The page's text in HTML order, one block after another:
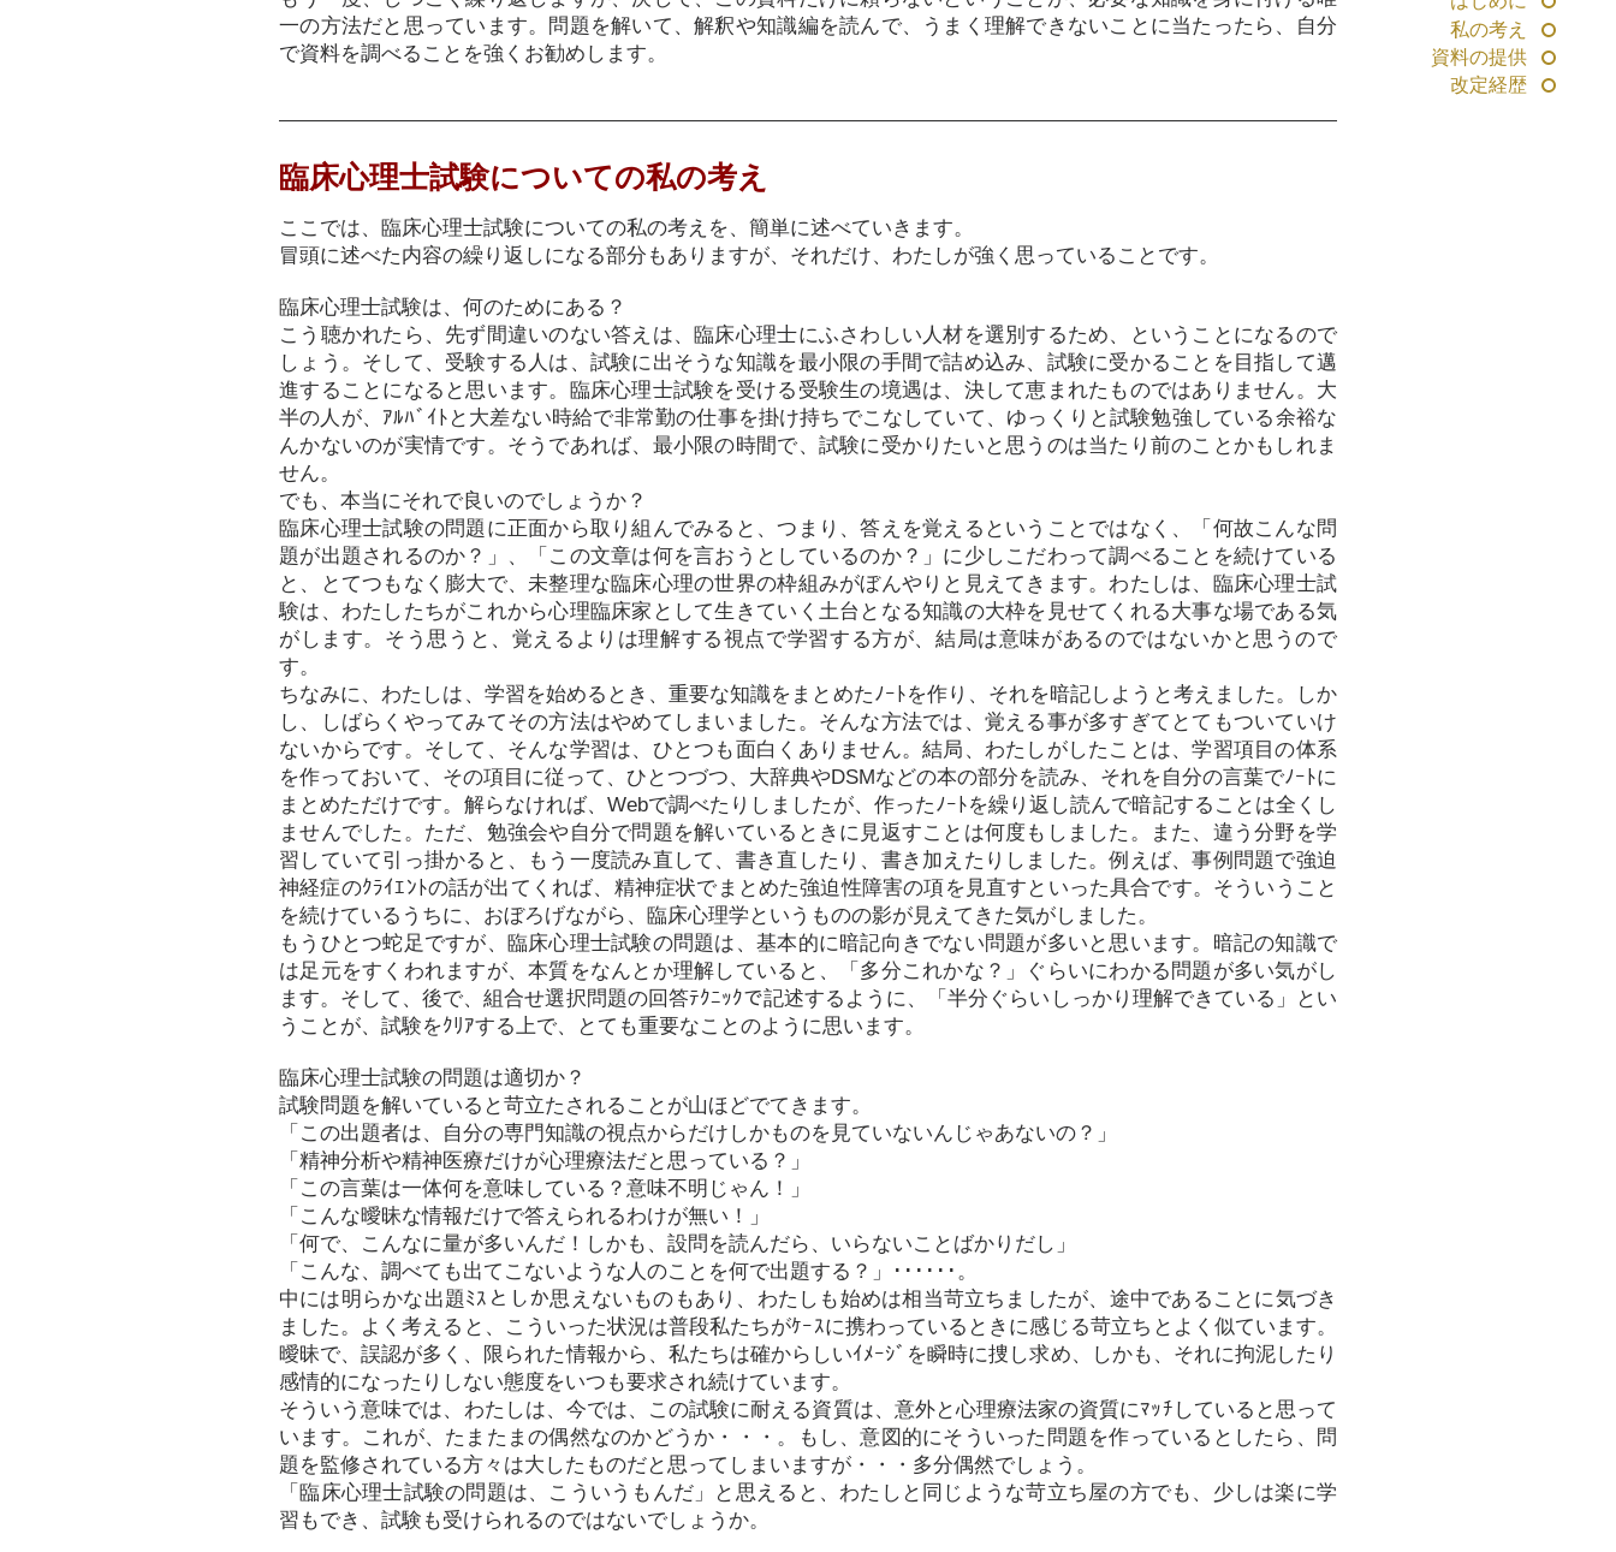
私の考え
資料の提供
改定経歴
一の方法だと思っています。問題を解いて、解釈や知識編を読んで、うまく理解できないことに当たったら、自分
で資料を調べることを強くお勧めします。
臨床心理士試験についての私の考え
ここでは、臨床心理士試験についての私の考えを、簡単に述べていきます。
冒頭に述べた内容の繰り返しになる部分もありますが、それだけ、わたしが強く思っていることです。
臨床心理士試験は、何のためにある？
こう聴かれたら、先ず間違いのない答えは、臨床心理士にふさわしい人材を選別するため、ということになるので
しょう。そして、受験する人は、試験に出そうな知識を最小限の手間で詰め込み、試験に受かることを目指して邁
進することになると思います。臨床心理士試験を受ける受験生の境遇は、決して恵まれたものではありません。大
半の人が、ｱﾙﾊﾞｲﾄと大差ない時給で非常勤の仕事を掛け持ちでこなしていて、ゆっくりと試験勉強している余裕な
んかないのが実情です。そうであれば、最小限の時間で、試験に受かりたいと思うのは当たり前のことかもしれま
せん。
でも、本当にそれで良いのでしょうか？
臨床心理士試験の問題に正面から取り組んでみると、つまり、答えを覚えるということではなく、「何故こんな問
題が出題されるのか？」、「この文章は何を言おうとしているのか？」に少しこだわって調べることを続けている
と、とてつもなく膨大で、未整理な臨床心理の世界の枠組みがぼんやりと見えてきます。わたしは、臨床心理士試
験は、わたしたちがこれから心理臨床家として生きていく土台となる知識の大枠を見せてくれる大事な場である気
がします。そう思うと、覚えるよりは理解する視点で学習する方が、結局は意味があるのではないかと思うので
す。
ちなみに、わたしは、学習を始めるとき、重要な知識をまとめたﾉｰﾄを作り、それを暗記しようと考えました。しか
し、しばらくやってみてその方法はやめてしまいました。そんな方法では、覚える事が多すぎてとてもついていけ
ないからです。そして、そんな学習は、ひとつも面白くありません。結局、わたしがしたことは、学習項目の体系
を作っておいて、その項目に従って、ひとつづつ、大辞典やDSMなどの本の部分を読み、それを自分の言葉でﾉｰﾄに
まとめただけです。解らなければ、Webで調べたりしましたが、作ったﾉｰﾄを繰り返し読んで暗記することは全くし
ませんでした。ただ、勉強会や自分で問題を解いているときに見返すことは何度もしました。また、違う分野を学
習していて引っ掛かると、もう一度読み直して、書き直したり、書き加えたりしました。例えば、事例問題で強迫
神経症のｸﾗｲｴﾝﾄの話が出てくれば、精神症状でまとめた強迫性障害の項を見直すといった具合です。そういうこと
を続けているうちに、おぼろげながら、臨床心理学というものの影が見えてきた気がしました。
もうひとつ蛇足ですが、臨床心理士試験の問題は、基本的に暗記向きでない問題が多いと思います。暗記の知識で
は足元をすくわれますが、本質をなんとか理解していると、「多分これかな？」ぐらいにわかる問題が多い気がし
ます。そして、後で、組合せ選択問題の回答ﾃｸﾆｯｸで記述するように、「半分ぐらいしっかり理解できている」とい
うことが、試験をｸﾘｱする上で、とても重要なことのように思います。
臨床心理士試験の問題は適切か？
試験問題を解いていると苛立たされることが山ほどでてきます。
「この出題者は、自分の専門知識の視点からだけしかものを見ていないんじゃあないの？」
「精神分析や精神医療だけが心理療法だと思っている？」
「この言葉は一体何を意味している？意味不明じゃん！」
「こんな曖昧な情報だけで答えられるわけが無い！」
「何で、こんなに量が多いんだ！しかも、設問を読んだら、いらないことばかりだし」
「こんな、調べても出てこないような人のことを何で出題する？」･･････。
中には明らかな出題ﾐｽとしか思えないものもあり、わたしも始めは相当苛立ちましたが、途中であることに気づき
ました。よく考えると、こういった状況は普段私たちがｹｰｽに携わっているときに感じる苛立ちとよく似ています。
曖昧で、誤認が多く、限られた情報から、私たちは確からしいｲﾒｰｼﾞを瞬時に捜し求め、しかも、それに拘泥したり
感情的になったりしない態度をいつも要求され続けています。
そういう意味では、わたしは、今では、この試験に耐える資質は、意外と心理療法家の資質にﾏｯﾁしていると思って
います。これが、たまたまの偶然なのかどうか・・・。もし、意図的にそういった問題を作っているとしたら、問
題を監修されている方々は大したものだと思ってしまいますが・・・多分偶然でしょう。
「臨床心理士試験の問題は、こういうもんだ」と思えると、わたしと同じような苛立ち屋の方でも、少しは楽に学
習もでき、試験も受けられるのではないでしょうか。